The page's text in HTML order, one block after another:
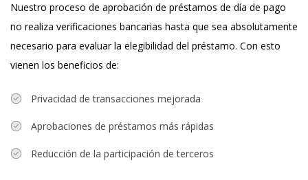
Nuestro proceso de aprobación de préstamos de día de pago
no realiza verificaciones bancarias hasta que sea absolutamente
necesario para evaluar la elegibilidad del préstamo. Con esto
vienen los beneficios de:
Privacidad de transacciones mejorada
Aprobaciones de préstamos más rápidas
Reducción de la participación de terceros